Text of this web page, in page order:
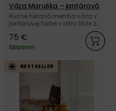
Váza Maruška – jantárová
Ručne fúkaná menšia váza v
jantárovej farbe v retro štýle z
Radua crystal.
75 €
Skladom
BESTSELLER